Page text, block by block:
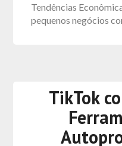
Tendências
pequenos negócios
TikTok